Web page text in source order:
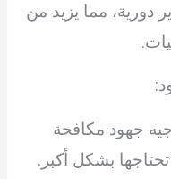
دورية، مما يزيد من
جهود مكافحة
بشكل أكبر.